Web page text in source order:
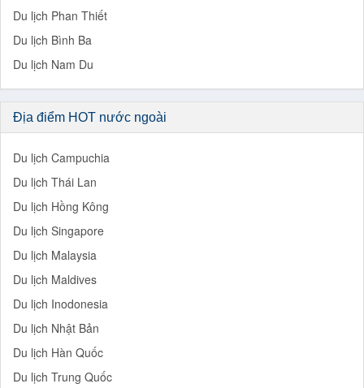
Du lịch Phan Thiết
Du lịch Bình Ba
Du lịch Nam Du
Địa điểm HOT nước ngoài
Du lịch Campuchia
Du lịch Thái Lan
Du lịch Hồng Kông
Du lịch Singapore
Du lịch Malaysia
Du lịch Maldives
Du lịch Inodonesia
Du lịch Nhật Bản
Du lịch Hàn Quốc
Du lịch Trung Quốc